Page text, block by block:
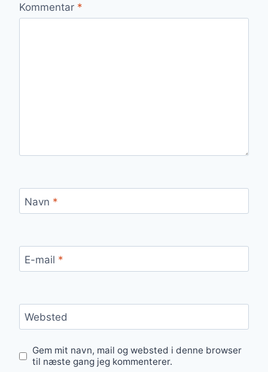
Kommentar *
Navn *
E-mail *
Websted
Gem mit navn, mail og websted i denne browser
til næste gang jeg kommenterer.